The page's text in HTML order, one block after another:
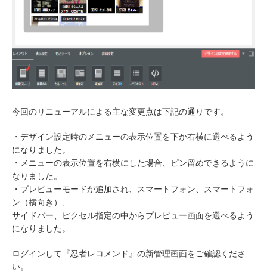
今回のリニューアルによる主な変更点は下記の通りです。
・デザイン設定時のメニューの表示位置を下か右横に選べるよう
になりました。
・メニューの表示位置を右横にした場合、ピン留めできるように
なりました。
・プレビューモードが追加され、スマートフォン、スマートフォ
ン（横向き）、
サイドバー、ピクセル指定の中からプレビュー画面を選べるよう
になりました。
ログインして『忍者レコメンド』の新管理画面をご確認くださ
い。